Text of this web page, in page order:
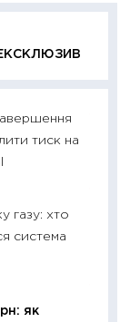
тиск на
газу: хто
система
як